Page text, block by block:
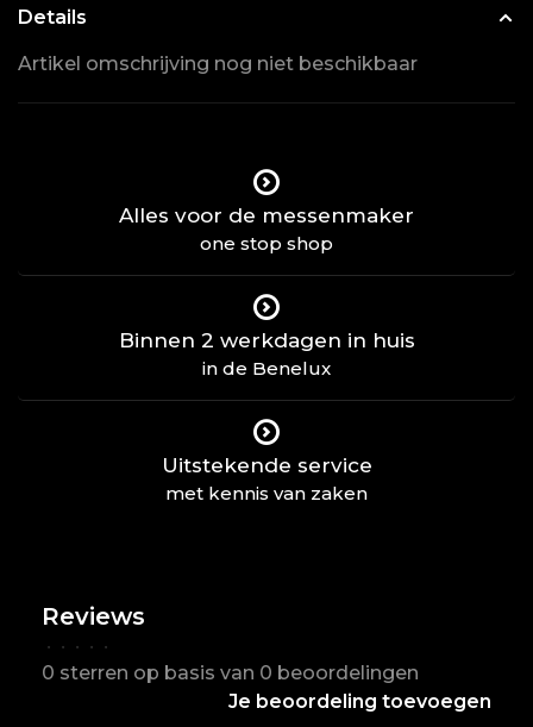
Details
Artikel omschrijving nog niet beschikbaar
Alles voor de messenmaker
one stop shop
Binnen 2 werkdagen in huis
in de Benelux
Uitstekende service
met kennis van zaken
Reviews
• • • • •
0 sterren op basis van 0 beoordelingen
Je beoordeling toevoegen